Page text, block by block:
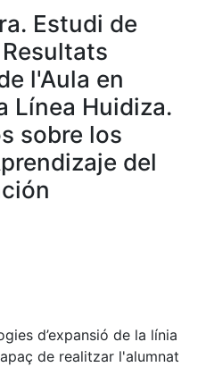
Estudi de
l'Aula en
Línea Huidiza.
sobre los
del
d’expansió de la línia
de realitzar l'alumnat